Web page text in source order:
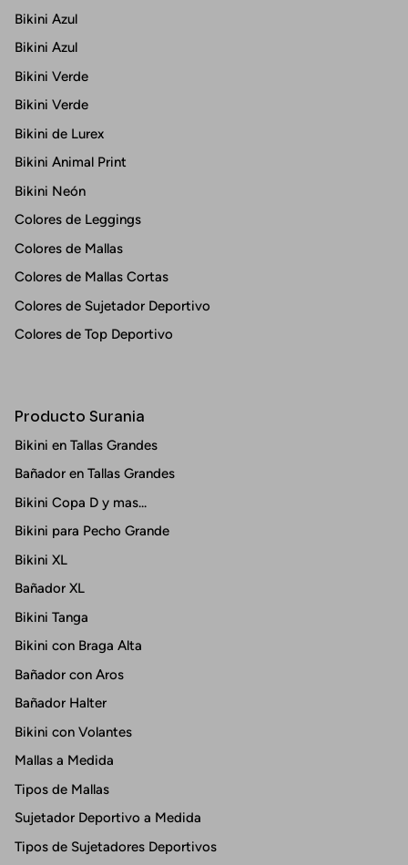
Bikini Azul
Bikini Azul
Bikini Verde
Bikini Verde
Bikini de Lurex
Bikini Animal Print
Bikini Neón
Colores de Leggings
Colores de Mallas
Colores de Mallas Cortas
Colores de Sujetador Deportivo
Colores de Top Deportivo
Producto Surania
Bikini en Tallas Grandes
Bañador en Tallas Grandes
Bikini Copa D y mas...
Bikini para Pecho Grande
Bikini XL
Bañador XL
Bikini Tanga
Bikini con Braga Alta
Bañador con Aros
Bañador Halter
Bikini con Volantes
Mallas a Medida
Tipos de Mallas
Sujetador Deportivo a Medida
Tipos de Sujetadores Deportivos